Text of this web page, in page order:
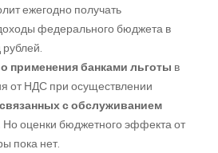
ежегодно получать
федерального бюджета в
применения банками льготы в
от НДС при осуществлении
связанных с обслуживанием
Но оценки бюджетного эффекта от
пока нет.